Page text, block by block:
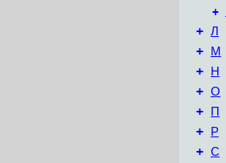
+
+ Л
+ М
+ Н
+ О
+ П
+ Р
+ С